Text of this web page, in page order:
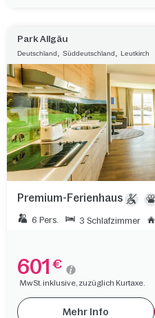
Park Allgäu
Deutschland Süddeutschland Leutkirch
Premium-Ferienhaus
6 Pers. 3 Schlafzimmer
601 €
MwSt. inklusive, zuzüglich Kurtaxe.
Mehr Info